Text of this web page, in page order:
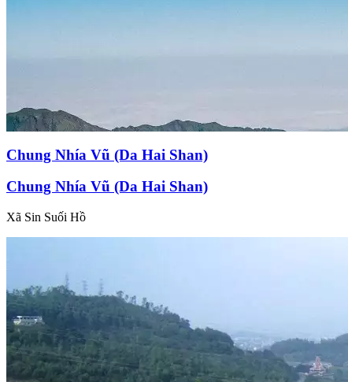
Chung Nhía Vũ (Da Hai Shan)
Chung Nhía Vũ (Da Hai Shan)
Xã Sin Suối Hồ